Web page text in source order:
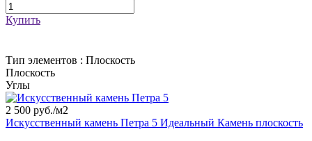
Купить
Тип элементов : Плоскость
Плоскость
Углы
2 500 руб./м2
Искусственный камень Петра 5 Идеальный Камень плоскость